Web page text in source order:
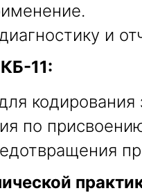
и
11:
кодирования
по